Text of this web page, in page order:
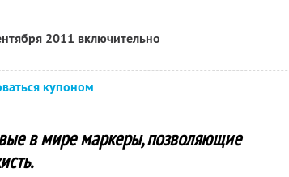
2011 включительно
купоном
в мире маркеры, позволяющие